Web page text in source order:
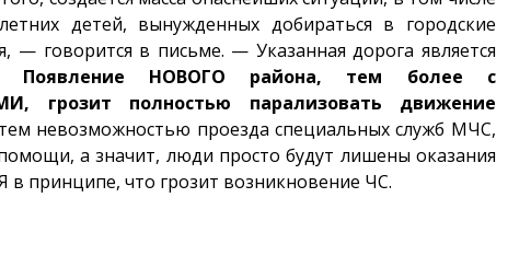
детей, вынужденных добираться в городские
— говорится в письме. — Указанная дорога является
Появление НОВОГО района, тем более с
грозит полностью парализовать движение
невозможностью проезда специальных служб МЧС,
а значит, люди просто будут лишены оказания
что грозит возникновение ЧС.